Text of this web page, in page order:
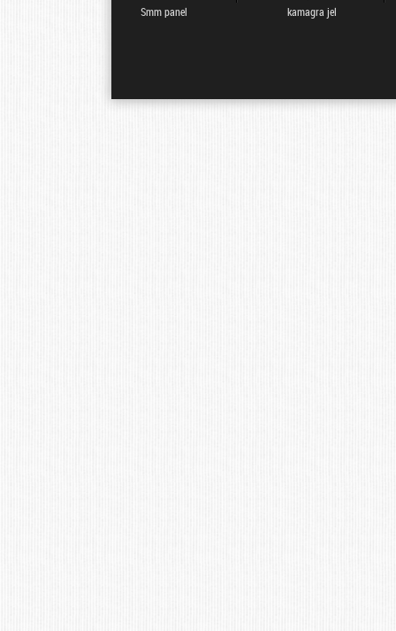
Smm panel
kamagra jel